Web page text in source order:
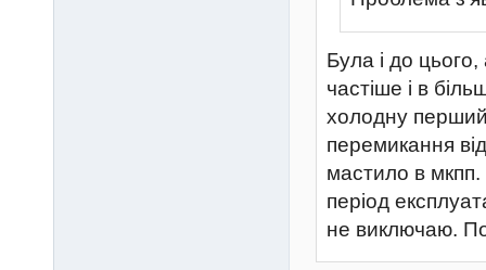
Була і до
частіше і в
холодну перший
перемикання
мастило в
період
не виключаю.